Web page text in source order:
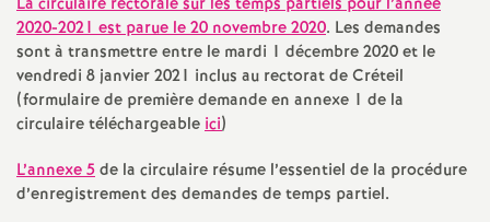
a
l
d
2020-2021 est parue le 20 novembre 2020. Les demandes
sont à transmettre entre le mardi 1 décembre 2020 et le
vendredi 8 janvier 2021 inclus au rectorat de Créteil
(formulaire de première demande en annexe 1 de la
circulaire téléchargeableici)
L’annexe 5de la circulaire résume l’essentiel de la procédure
d’enregistrement des demandes de temps partiel.